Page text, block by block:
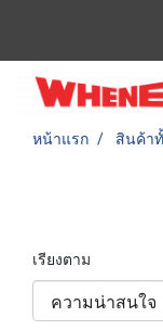
หน้าแรก สินค้า
เรียงตาม